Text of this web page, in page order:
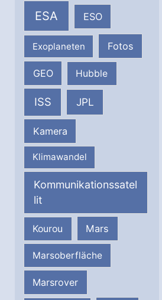
ESA ESO
Exoplaneten Fotos
GEO Hubble
ISS JPL
Kamera
Klimawandel
Kommunikationssatel
lit
Kourou Mars
Marsoberfläche
Marsrover